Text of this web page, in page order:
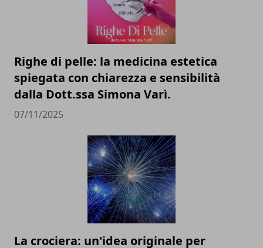
Righe di pelle: la medicina estetica
spiegata con chiarezza e sensibilità
dalla Dott.ssa Simona Varì.
07/11/2025
La crociera: un'idea originale per